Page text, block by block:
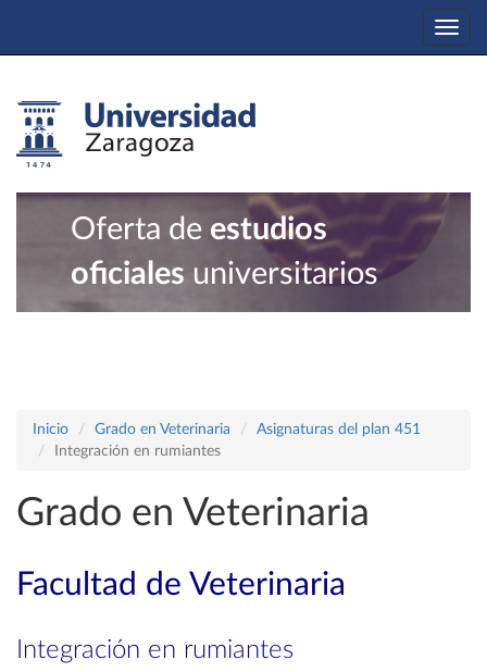
Oferta de estudios
oficiales universitarios
Inicio Grado en Veterinaria
Asignaturas del plan 451
Integración en rumiantes
Grado en Veterinaria
Facultad de Veterinaria
Integración en rumiantes